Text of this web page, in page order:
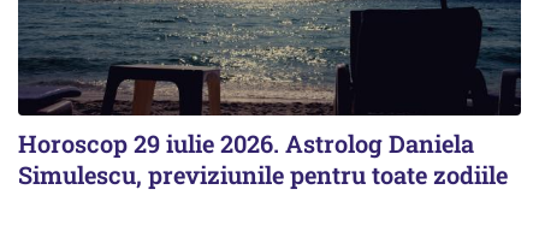
Horoscop 29 iulie 2026. Astrolog Daniela
Simulescu, previziunile pentru toate zodiile